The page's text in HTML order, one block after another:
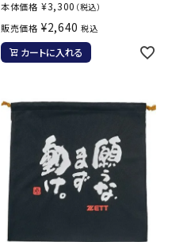
本体価格 ¥3,300 （税込）
販売価格 ¥2,640 税込
カートに入れる